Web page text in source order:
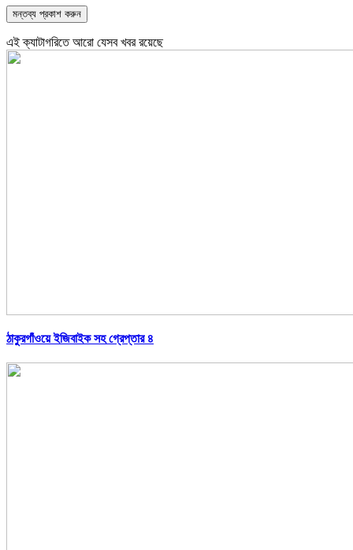
এই ক্যাটাগরিতে আরো যেসব খবর রয়েছে
ঠাকুরগাঁওয়ে ইজিবাইক সহ গ্রেপ্তার ৪